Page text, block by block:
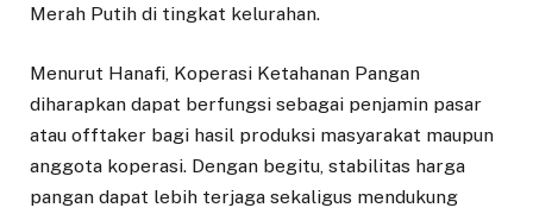
Merah Putih di tingkat kelurahan.
Menurut Hanafi, Koperasi Ketahanan Pangan
diharapkan dapat berfungsi sebagai penjamin pasar
atau offtaker bagi hasil produksi masyarakat maupun
anggota koperasi. Dengan begitu, stabilitas harga
pangan dapat lebih terjaga sekaligus mendukung